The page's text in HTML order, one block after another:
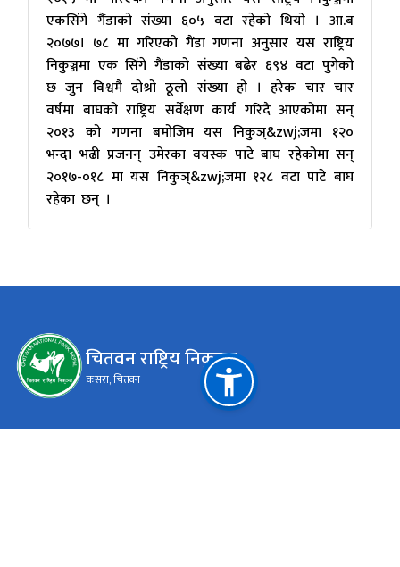
एकसिंगे गैंडाको संख्या ६०५ वटा रहेको थियो । आ.ब
२०७७। ७८ मा गरिएको गैंडा गणना अनुसार यस राष्ट्रिय
निकुञ्जमा एक सिंगे गैंडाको संख्या बढेर ६९४ वटा पुगेको
छ जुन विश्वमै दोश्रो ठूलो संख्या हो । हरेक चार चार
वर्षमा बाघको राष्ट्रिय सर्वेक्षण कार्य गरिदै आएकोमा सन्
२०१३ को गणना बमोजिम यस निकुञ्&zwj;जमा १२०
भन्दा भढी प्रजनन् उमेरका वयस्क पाटे बाघ रहेकोमा सन्
२०१७-०१८ मा यस निकुञ्&zwj;जमा १२८ वटा पाटे बाघ
रहेका छन् ।
चितवन राष्ट्रिय निकुञ्‍ज
कसरा, चितवन